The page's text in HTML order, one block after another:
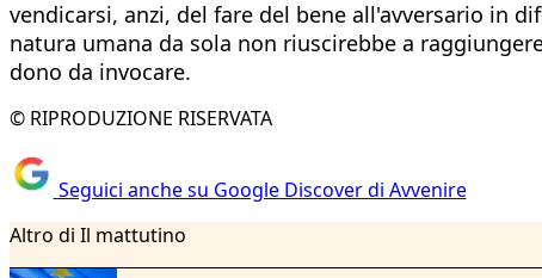
vendicarsi, anzi, del fare del bene all'avversario in
natura umana da sola non riuscirebbe a
dono da invocare.
© RIPRODUZIONE RISERVATA
Seguici anche su Google Discover di Avvenire
Altro di Il mattutino